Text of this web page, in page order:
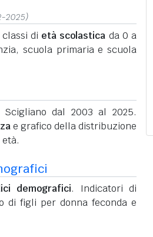
2025)
di età scolastica da 0 a
scuola primaria e scuola
dal 2003 al 2025.
e grafico della distribuzione
demografici. Indicatori di
di figli per donna feconda e